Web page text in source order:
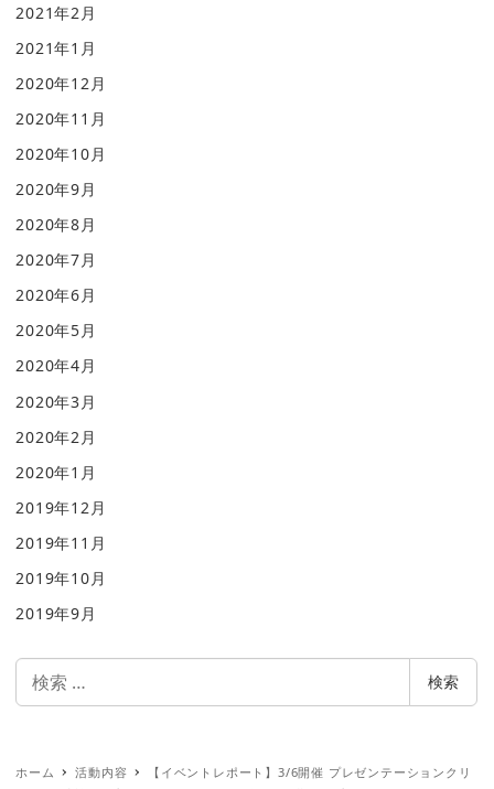
2021年2月
2021年1月
2020年12月
2020年11月
2020年10月
2020年9月
2020年8月
2020年7月
2020年6月
2020年5月
2020年4月
2020年3月
2020年2月
2020年1月
2019年12月
2019年11月
2019年10月
2019年9月
索
検索
ホーム 活動内容
【イベントレポート】3/6開催 プレゼンテーションクリ